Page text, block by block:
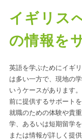
イギリス
の情報を
英語を学ぶためにイギ
は多い一方で、現地の
いうケースがあります
前に提供するサポート
就職のための体験や貴
学、あるいは短期留学
または情報が詳しく提